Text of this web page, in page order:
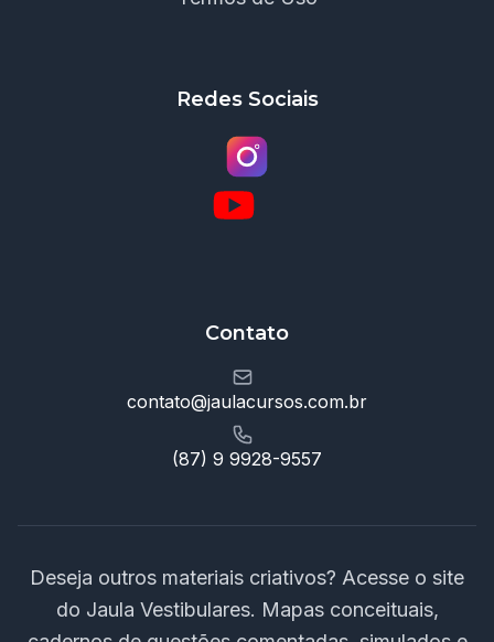
Redes Sociais
Contato
contato@jaulacursos.com.br
(87) 9 9928-9557
Deseja outros materiais criativos? Acesse o site
do Jaula Vestibulares. Mapas conceituais,